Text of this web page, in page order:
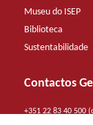
Museu do ISEP
Biblioteca
Sustentabilidade
Contactos
+351 22 83 40 500